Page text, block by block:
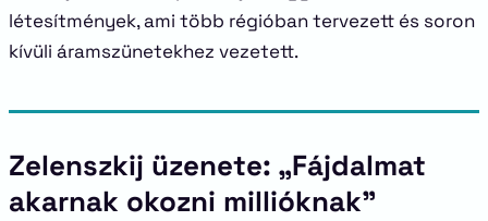
létesítmények, ami több régióban tervezett és soron
kívüli áramszünetekhez vezetett.
Zelenszkij üzenete: „Fájdalmat
akarnak okozni millióknak”